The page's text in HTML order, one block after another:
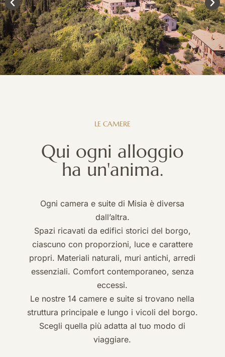
LE CAMERE
Qui ogni alloggio
ha un'anima.
Ogni camera e suite di Misia è diversa
dall’altra.
Spazi ricavati da edifici storici del borgo,
ciascuno con proporzioni, luce e carattere
propri. Materiali naturali, muri antichi, arredi
essenziali. Comfort contemporaneo, senza
eccessi.
Le nostre 14 camere e suite si trovano nella
struttura principale e lungo i vicoli del borgo.
Scegli quella più adatta al tuo modo di
viaggiare.